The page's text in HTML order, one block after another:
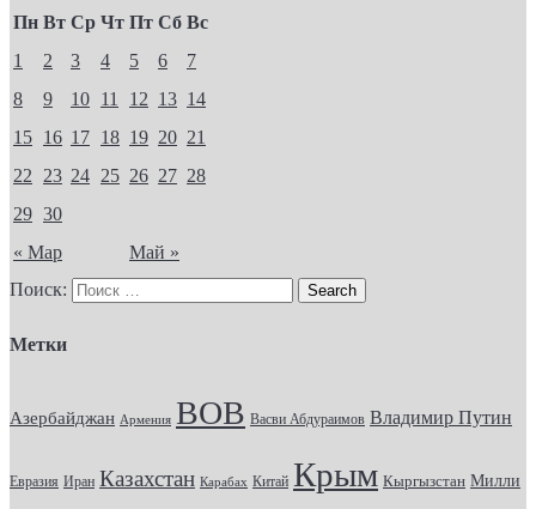
Пн Вт Ср Чт Пт Сб Вс
« Мар Май »
1 2 3 4 5 6
7
8
9 10 11 12 13 14
15 16 17 18 19 20 21
22
23 24 25 26 27 28
29 30
Поиск:
Метки
Азербайджан Армения ВОВ Васви Абдураимов Владимир Путин
Евразия Иран Казахстан Карабах Китай Крым Кыргызстан Милли